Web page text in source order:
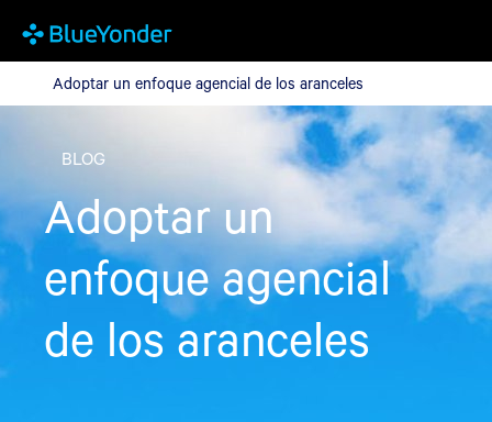
Adoptar un enfoque agencial de los aranceles
Adoptar un enfoque agencial de los aranceles
BLOG
Adoptar un
enfoque agencial
de los aranceles